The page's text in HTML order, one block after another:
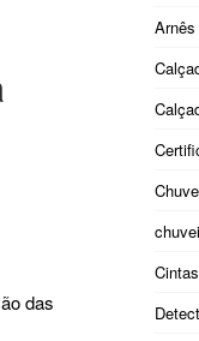
das
Cintas